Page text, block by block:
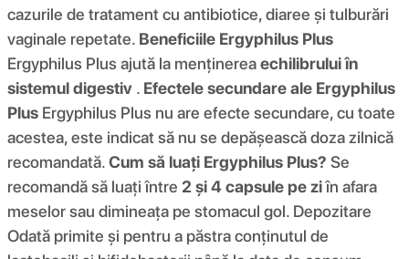
cazurile de tratament cu antibiotice, diaree și tulburări
vaginale repetate. Beneficiile Ergyphilus Plus
Ergyphilus Plus ajută la menținereaechilibrului în
sistemul digestiv . Efectele secundare ale Ergyphilus
Plus Ergyphilus Plus nu are efecte secundare, cu toate
acestea, este indicat să nu se depășească doza zilnică
recomandată.Cum să luați Ergyphilus Plus? Se
recomandă să luați între 2 și 4 capsule pe ziîn afara
meselor sau dimineața pe stomacul gol. Depozitare
Odată primite și pentru a păstra conținutul de